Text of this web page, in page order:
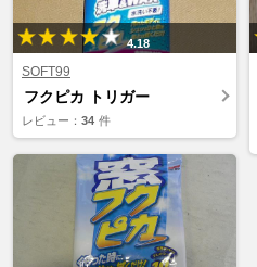
4.18
SOFT99
フクピカ トリガー
レビュー： 34 件